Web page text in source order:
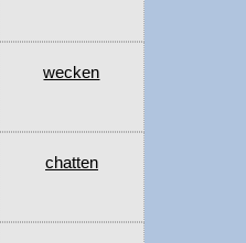
wecken
chatten